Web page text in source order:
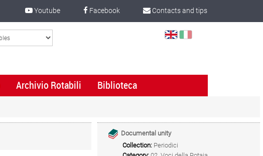
Contacts and tips
Facebook
Youtube
Select
Archivio Rotabili Biblioteca
Documental unity
Collection: Periodici